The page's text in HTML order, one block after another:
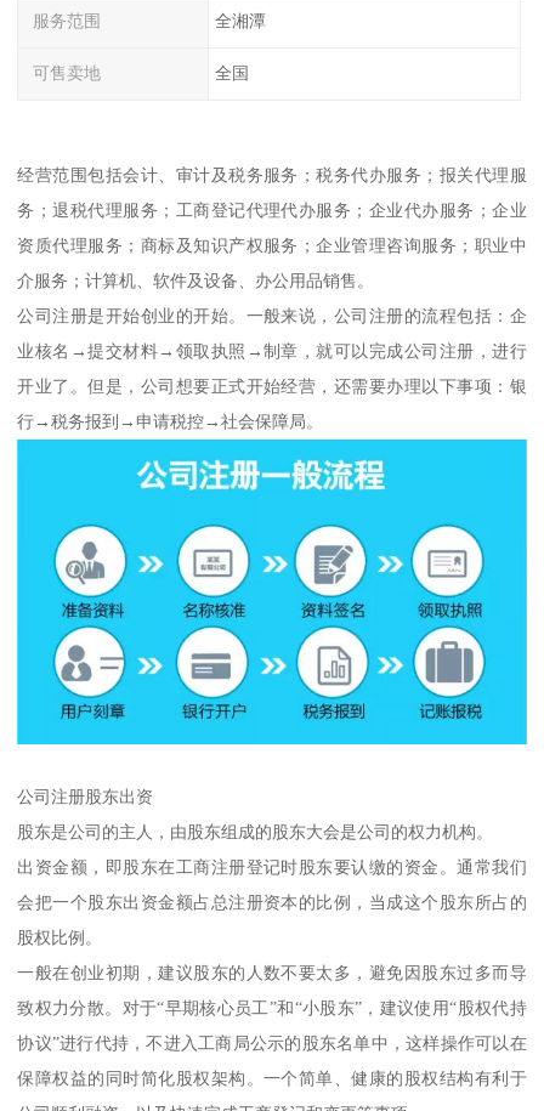
服务范围 全湘潭
可售卖地 全国
经营范围包括会计、审计及税务服务；税务代办服务；报关代理服
务；退税代理服务；工商登记代理代办服务；企业代办服务；企业
资质代理服务；商标及知识产权服务；企业管理咨询服务；职业中
介服务；计算机、软件及设备、办公用品销售。
公司注册是开始创业的开始。一般来说，公司注册的流程包括：企
业核名→提交材料→领取执照→制章，就可以完成公司注册，进行
开业了。但是，公司想要正式开始经营，还需要办理以下事项：银
行→税务报到→申请税控→社会保障局。
公司注册股东出资
股东是公司的主人，由股东组成的股东大会是公司的权力机构。
出资金额，即股东在工商注册登记时股东要认缴的资金。通常我们
会把一个股东出资金额占总注册资本的比例，当成这个股东所占的
股权比例。
一般在创业初期，建议股东的人数不要太多，避免因股东过多而导
致权力分散。对于“早期核心员工”和“小股东”，建议使用“股权代持
协议”进行代持，不进入工商局公示的股东名单中，这样操作可以在
保障权益的同时简化股权架构。一个简单、健康的股权结构有利于